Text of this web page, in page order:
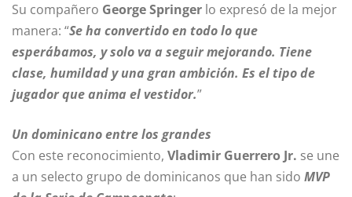
Su compañero George Springer lo expresó de la mejor
manera: “Se ha convertido en todo lo que
esperábamos, y solo va a seguir mejorando. Tiene
clase, humildad y una gran ambición. Es el tipo de
jugador que anima el vestidor.”
Un dominicano entre los grandes
Con este reconocimiento, Vladimir Guerrero Jr. se une
a un selecto grupo de dominicanos que han sido MVP